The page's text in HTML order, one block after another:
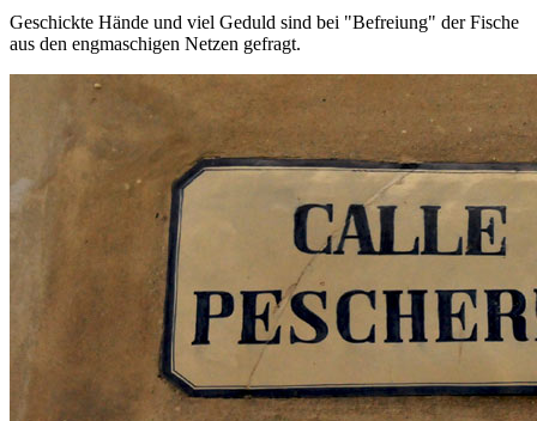
Geschickte Hände und viel Geduld sind bei "Befreiung" der Fische
aus den engmaschigen Netzen gefragt.